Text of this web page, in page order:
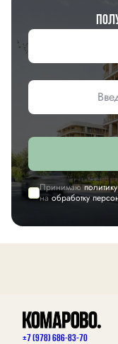
Принимаю
наобработку
+7 (978) 686-83-70